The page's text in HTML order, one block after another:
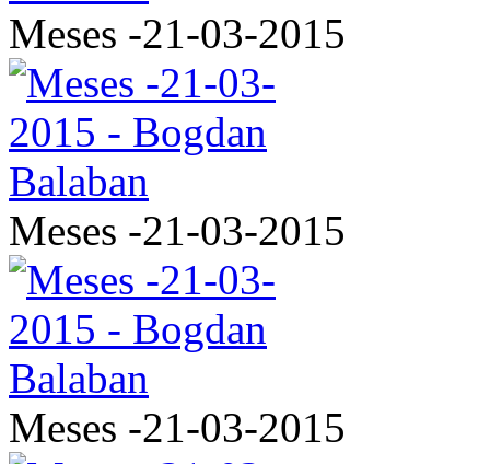
Meses -21-03-2015
Meses -21-03-2015
Meses -21-03-2015